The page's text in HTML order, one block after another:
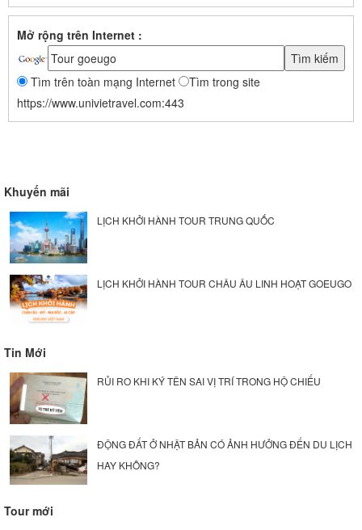
Mở rộng trên Internet :
Tìm trên toàn mạng Internet
Tìm trong site
https://www.univietravel.com:443
Khuyến mãi
LỊCH KHỞI HÀNH TOUR TRUNG QUỐC
LỊCH KHỞI HÀNH TOUR CHÂU ÂU LINH HOẠT GOEUGO
Tin Mới
RỦI RO KHI KÝ TÊN SAI VỊ TRÍ TRONG HỘ CHIẾU
ĐỘNG ĐẤT Ở NHẬT BẢN CÓ ẢNH HƯỞNG ĐẾN DU LỊCH
HAY KHÔNG?
Tour mới